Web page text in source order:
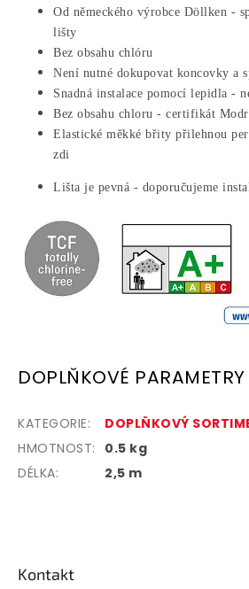
Od německého výrobce Döllken -
lišty
Bez obsahu chlóru
Není nutné dokupovat koncovky a
Snadná instalace pomocí lepidla -
Bez obsahu chloru - certifikát
Elastické měkké břity přilehnou
zdi
Lišta je pevná - doporučujeme
DOPLŇKOVÉ PARAMETRY
KATEGORIE:
DOPLŇKOVÝ
HMOTNOST:
0.5 kg
DÉLKA:
2,5 m
Kontakt